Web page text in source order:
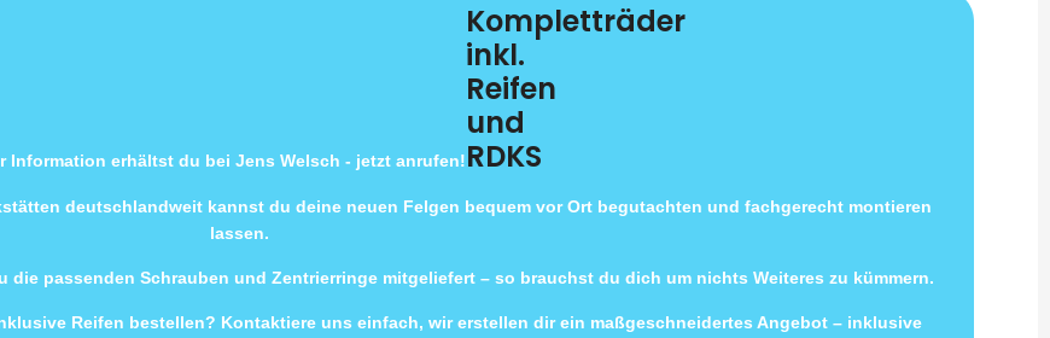
Information erhältst du bei Jens Welsch - jetzt anrufen!
Kompletträder
inkl.
Reifen
und
RDKS
deutschlandweit kannst du deine neuen Felgen bequem vor Ort begutachten und fachgerecht montieren
lassen.
passenden Schrauben und Zentrierringe mitgeliefert – so brauchst du dich um nichts Weiteres zu kümmern.
Reifen bestellen? Kontaktiere uns einfach, wir erstellen dir ein maßgeschneidertes Angebot – inklusive